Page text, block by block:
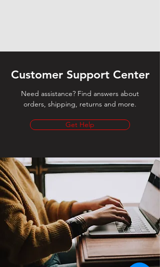
Customer Support Center
Need assistance? Find answers about
orders, shipping, returns and more.
Get Help